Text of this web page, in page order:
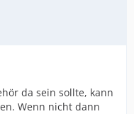
da sein sollte, kann
Wenn nicht dann